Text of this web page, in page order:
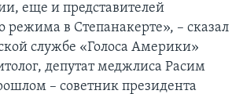
еще и представителей
режима в Степанакерте», – сказал
службе «Голоса Америки»
депутат меджлиса Расим
– советник президента